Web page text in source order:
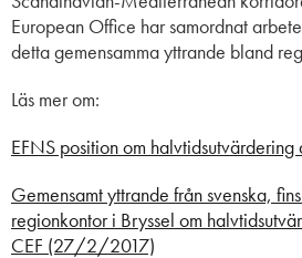
European Office har samordnat
detta gemensamma yttrande bland
Läs mer om:
EFNS position om
Gemensamt yttrande från svenska,
regionkontor i Bryssel om
CEF (27/2/2017)